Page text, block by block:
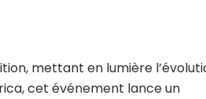
mettant en lumière
cet événement lance un